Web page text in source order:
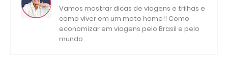
Vamos mostrar dicas de viagens e trilhas e
como viver em um moto home!! Como
economizar em viagens pelo Brasil e pelo
mundo